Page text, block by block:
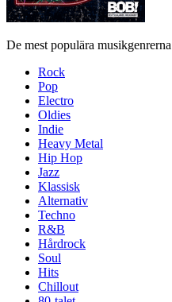
De mest populära musikgenrerna
Rock
Pop
Electro
Oldies
Indie
Heavy Metal
Hip Hop
Jazz
Klassisk
Alternativ
Techno
R&B
Hårdrock
Soul
Hits
Chillout